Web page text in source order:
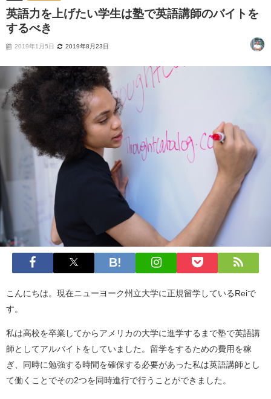
英語力を上げたい学生は塾で英語講師のバイトを
するべき
2019年1月5日 2019年8月23日
こんにちは。現在ニューヨーク州立大学に正規留学しているReiで
す。
私は高校を卒業してからアメリカの大学に進学するまで塾で英語講
師としてアルバイトをしていました。留学をするための費用を稼
ぎ、同時に勉強する時間を確保する必要があった私は英語講師とし
て働くことでその2つを同時進行で行うことができました。